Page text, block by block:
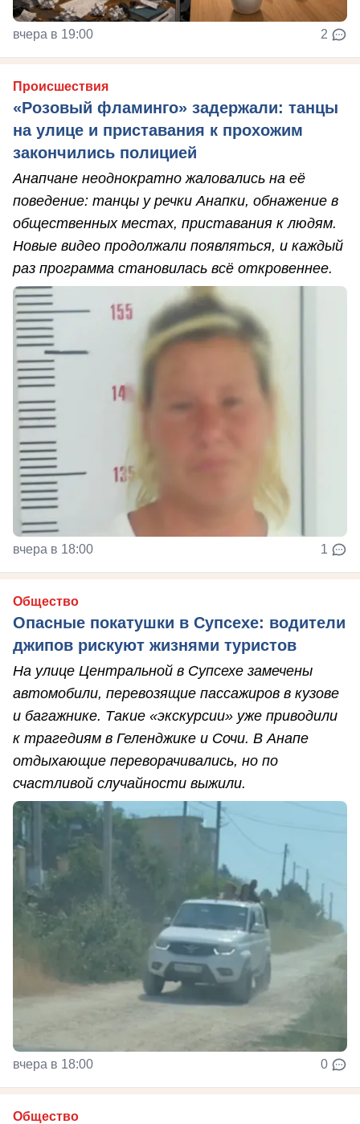
вчера в 19:00 2
Происшествия
«Розовый фламинго» задержали: танцы
на улице и приставания к прохожим
закончились полицией
Анапчане неоднократно жаловались на её
поведение: танцы у речки Анапки, обнажение в
общественных местах, приставания к людям.
Новые видео продолжали появляться, и каждый
раз программа становилась всё откровеннее.
вчера в 18:00 1
Общество
Опасные покатушки в Супсехе: водители
джипов рискуют жизнями туристов
На улице Центральной в Супсехе замечены
автомобили, перевозящие пассажиров в кузове
и багажнике. Такие «экскурсии» уже приводили
к трагедиям в Геленджике и Сочи. В Анапе
отдыхающие переворачивались, но по
счастливой случайности выжили.
вчера в 18:00 0
Общество